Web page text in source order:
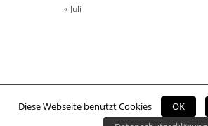
« Juli
Copyright ©2026. Viernheim Online
Diese Webseite benutzt Cookies OK